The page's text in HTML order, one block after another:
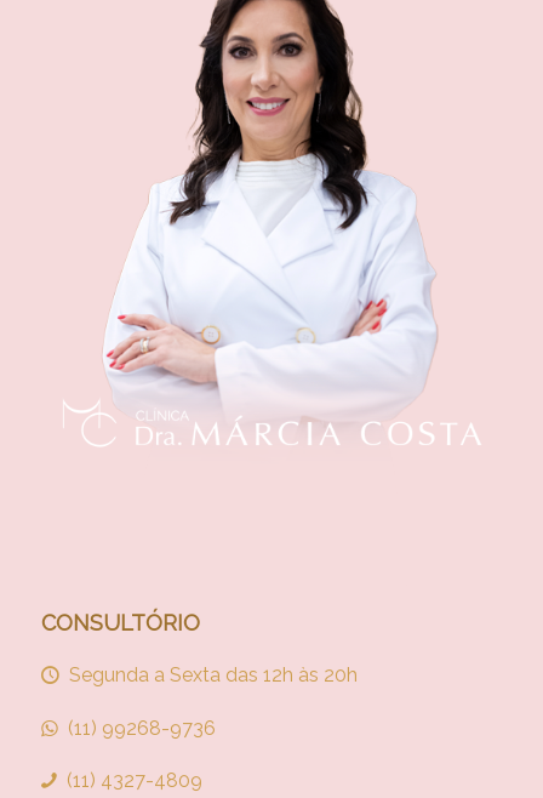
CONSULTÓRIO
Segunda a Sexta das 12h às 20h
(11) 99268-9736
(11) 4327-4809